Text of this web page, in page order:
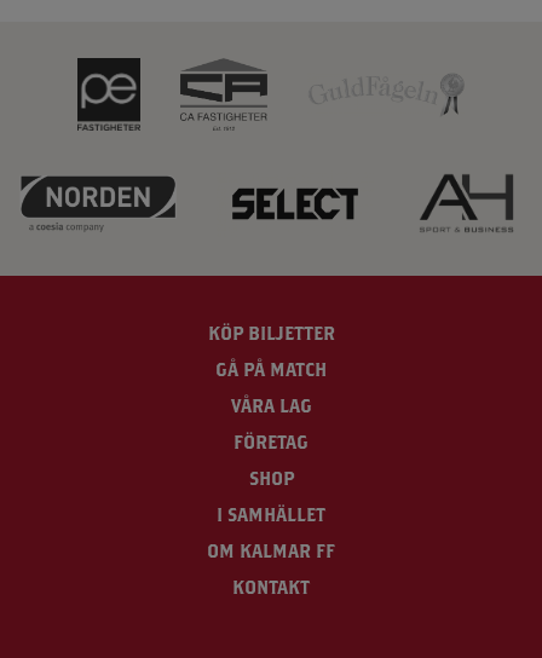
KÖP BILJETTER
GÅ PÅ MATCH
VÅRA LAG
FÖRETAG
SHOP
I SAMHÄLLET
OM KALMAR FF
KONTAKT